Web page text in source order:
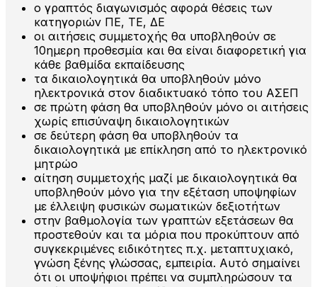
ο γραπτός διαγωνισμός αφορά θέσεις των
κατηγοριών ΠΕ, ΤΕ, ΔΕ
οι αιτήσεις συμμετοχής θα υποβληθούν σε
10ημερη προθεσμία και θα είναι διαφορετική για
κάθε βαθμίδα εκπαίδευσης
τα δικαιολογητικά θα υποβληθούν μόνο
ηλεκτρονικά στον διαδικτυακό τόπο του ΑΣΕΠ
σε πρώτη φάση θα υποβληθούν μόνο οι αιτήσεις
χωρίς επισύναψη δικαιολογητικών
σε δεύτερη φάση θα υποβληθούν τα
δικαιολογητικά με επίκληση από το ηλεκτρονικό
μητρώο
αίτηση συμμετοχής μαζί με δικαιολογητικά θα
υποβληθούν μόνο για την εξέταση υποψηφίων
με έλλειψη φυσικών σωματικών δεξιοτήτων
στην βαθμολογία των γραπτών εξετάσεων θα
προστεθούν και τα μόρια που προκύπτουν από
συγκεκριμένες ειδικότητες π.χ. μεταπτυχιακό,
γνώση ξένης γλώσσας, εμπειρία. Αυτό σημαίνει
ότι οι υποψήφιοι πρέπει να συμπληρώσουν τα